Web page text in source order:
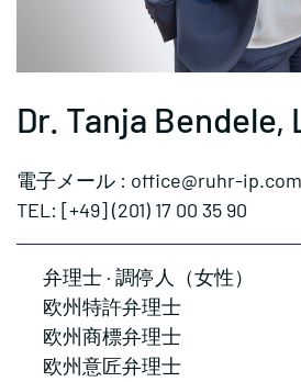
Dr. Tanja Bendele,
電子メール : office@ruhr-ip.com
TEL: [+49] (201) 17 00 35 90
弁理士 · 調停人（女性）
欧州特許弁理士
欧州商標弁理士
欧州意匠弁理士